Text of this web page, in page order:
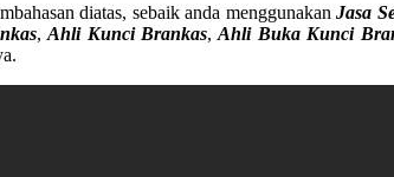
diatas, sebaik anda menggunakanJasa
,Ahli Kunci Brankas,Ahli Buka Kunci